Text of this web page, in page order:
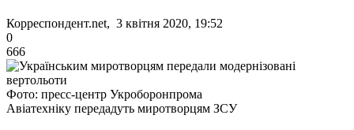
Корреспондент.net, 3 квітня 2020, 19:52
0
666
Фото: пресс-центр Укроборонпрома
Авіатехніку передадуть миротворцям ЗСУ